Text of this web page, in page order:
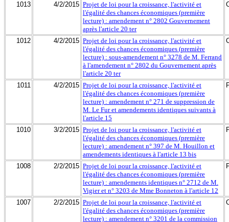
1013 4/2/2015 Projet de loi pour la croissance, l'activité et
l'égalité des chances économiques (première
lecture) : amendement n° 2802 Gouvernement
après l'article 20 ter
1012 4/2/2015 Projet de loi pour la croissance, l'activité et
l'égalité des chances économiques (première
lecture) : sous-amendement n° 3278 de M. Ferrand
à l'amendement n° 2802 du Gouvernement après
l'article 20 ter
1011 4/2/2015 Projet de loi pour la croissance, l'activité et
l'égalité des chances économiques (première
lecture) : amendement n° 271 de suppression de
M. Le Fur et amendements identiques suivants à
l'article 15
1010 3/2/2015 Projet de loi pour la croissance, l'activité et
l'égalité des chances économiques (première
lecture) : amendement n° 397 de M. Houillon et
amendements identiques à l'article 13 bis
1008 2/2/2015 Projet de loi pour la croissance, l'activité et
l'égalité des chances économiques (première
lecture) : amendements identiques n° 2712 de M.
Vigier et n° 3203 de Mme Bonneton à l'article 12
1007 2/2/2015 Projet de loi pour la croissance, l'activité et
l'égalité des chances économiques (première
lecture) : amendement n° 3201 de la commission